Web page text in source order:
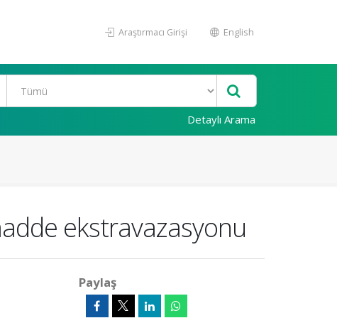
Araştırmacı Girişi English
Detaylı Arama
ekstravazasyonu
Paylaş